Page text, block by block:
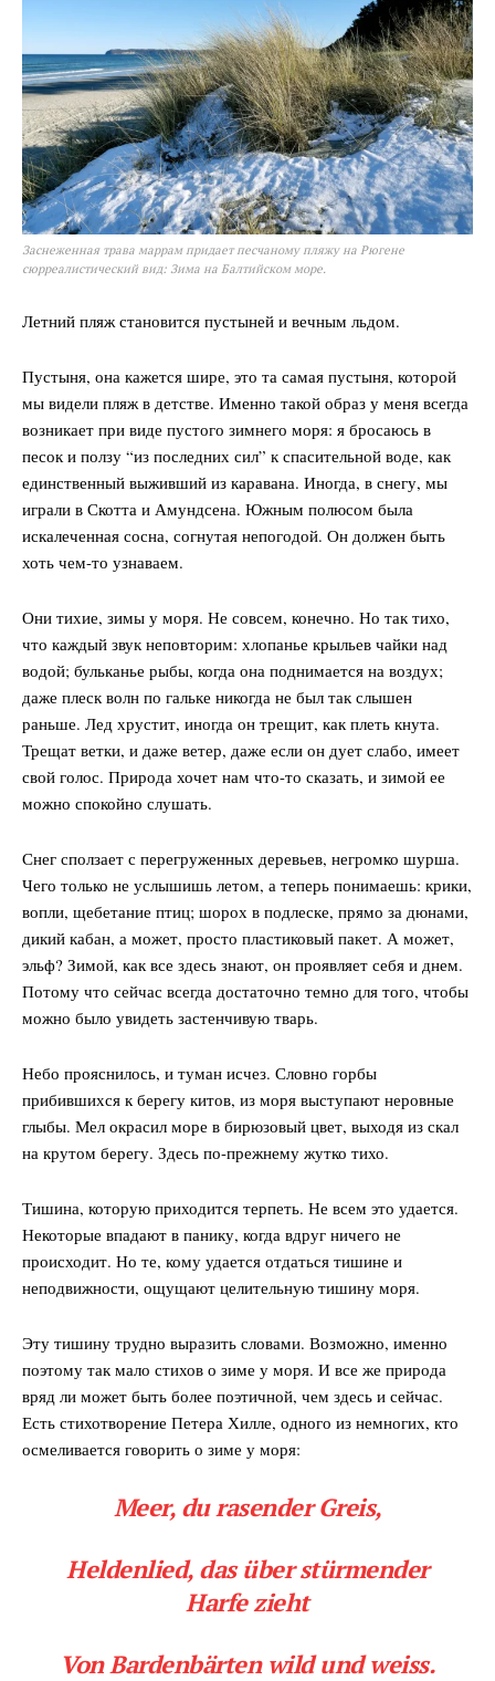
Заснеженная трава маррам придает песчаному пляжу на Рюгене
сюрреалистический вид: Зима на Балтийском море.
Летний пляж становится пустыней и вечным льдом.
Пустыня, она кажется шире, это та самая пустыня, которой
мы видели пляж в детстве. Именно такой образ у меня всегда
возникает при виде пустого зимнего моря: я бросаюсь в
песок и ползу “из последних сил” к спасительной воде, как
единственный выживший из каравана. Иногда, в снегу, мы
играли в Скотта и Амундсена. Южным полюсом была
искалеченная сосна, согнутая непогодой. Он должен быть
хоть чем-то узнаваем.
Они тихие, зимы у моря. Не совсем, конечно. Но так тихо,
что каждый звук неповторим: хлопанье крыльев чайки над
водой; бульканье рыбы, когда она поднимается на воздух;
даже плеск волн по гальке никогда не был так слышен
раньше. Лед хрустит, иногда он трещит, как плеть кнута.
Трещат ветки, и даже ветер, даже если он дует слабо, имеет
свой голос. Природа хочет нам что-то сказать, и зимой ее
можно спокойно слушать.
Снег сползает с перегруженных деревьев, негромко шурша.
Чего только не услышишь летом, а теперь понимаешь: крики,
вопли, щебетание птиц; шорох в подлеске, прямо за дюнами,
дикий кабан, а может, просто пластиковый пакет. А может,
эльф? Зимой, как все здесь знают, он проявляет себя и днем.
Потому что сейчас всегда достаточно темно для того, чтобы
можно было увидеть застенчивую тварь.
Небо прояснилось, и туман исчез. Словно горбы
прибившихся к берегу китов, из моря выступают неровные
глыбы. Мел окрасил море в бирюзовый цвет, выходя из скал
на крутом берегу. Здесь по-прежнему жутко тихо.
Тишина, которую приходится терпеть. Не всем это удается.
Некоторые впадают в панику, когда вдруг ничего не
происходит. Но те, кому удается отдаться тишине и
неподвижности, ощущают целительную тишину моря.
Эту тишину трудно выразить словами. Возможно, именно
поэтому так мало стихов о зиме у моря. И все же природа
вряд ли может быть более поэтичной, чем здесь и сейчас.
Есть стихотворение Петера Хилле, одного из немногих, кто
осмеливается говорить о зиме у моря:
Meer, du rasender Greis,
Heldenlied, das über stürmender
Harfe zieht
Von Bardenbärten wild und weiss.